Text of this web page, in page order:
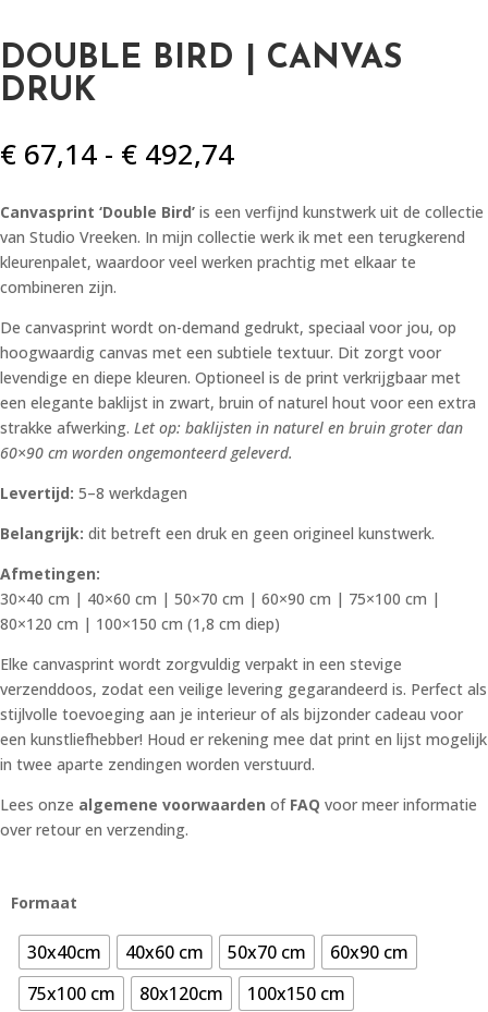
DOUBLE BIRD | CANVAS
DRUK
€ 67,14 - € 492,74Prijsklasse:
tot
€ 492,74
Canvasprint ‘Double Bird’ is een verfijnd kunstwerk uit de collectie
van Studio Vreeken. In mijn collectie werk ik met een terugkerend
kleurenpalet, waardoor veel werken prachtig met elkaar te
combineren zijn.
De canvasprint wordt on-demand gedrukt, speciaal voor jou, op
hoogwaardig canvas met een subtiele textuur. Dit zorgt voor
levendige en diepe kleuren. Optioneel is de print verkrijgbaar met
een elegante baklijst in zwart, bruin of naturel hout voor een extra
strakke afwerking. Let op: baklijsten in naturel en bruin groter dan
60×90 cm worden ongemonteerd geleverd.
Levertijd: 5–8 werkdagen
Belangrijk: dit betreft een druk en geen origineel kunstwerk.
Afmetingen:
30×40 cm | 40×60 cm | 50×70 cm | 60×90 cm | 75×100 cm |
80×120 cm | 100×150 cm (1,8 cm diep)
Elke canvasprint wordt zorgvuldig verpakt in een stevige
verzenddoos, zodat een veilige levering gegarandeerd is. Perfect als
stijlvolle toevoeging aan je interieur of als bijzonder cadeau voor
een kunstliefhebber! Houd er rekening mee dat print en lijst mogelijk
in twee aparte zendingen worden verstuurd.
Lees onze algemene voorwaarden of FAQ voor meer informatie
over retour en verzending.
Formaat
30x40cm 40x60 cm 50x70 cm
60x90 cm
75x100 cm
80x120cm 100x150 cm